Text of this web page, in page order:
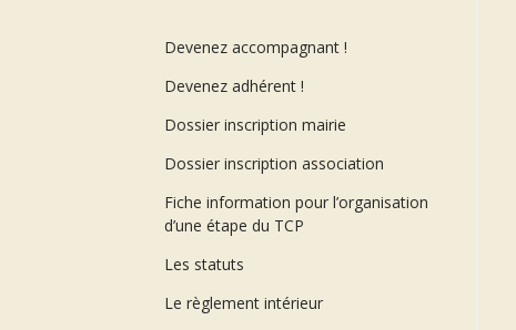
Devenez accompagnant !
Devenez adhérent !
Dossier inscription mairie
Dossier inscription association
Fiche information pour l’organisation
d’une étape du TCP
Les statuts
Le règlement intérieur